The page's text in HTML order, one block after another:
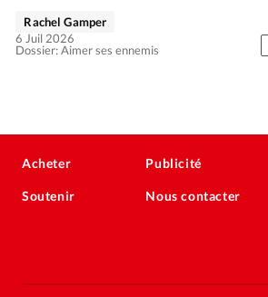
Dossier: Aimer ses ennemis
Rachel Gamper
6 Juil 2026
Acheter
Soutenir
Publicité
Nous contacter